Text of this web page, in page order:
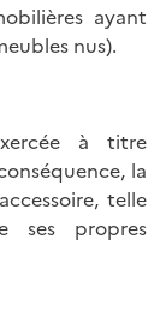
ayant
nus).
à titre
la
telle
ses propres